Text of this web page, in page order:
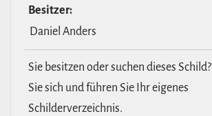
Besitzer:
Daniel Anders
Sie besitzen oder suchen dieses Schild?
Sie sich und führen Sie Ihr eigenes
Schilderverzeichnis.